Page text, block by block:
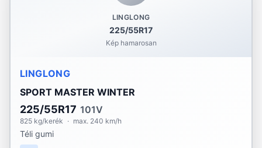
LINGLONG
225/55R17
Kép hamarosan
LINGLONG
SPORT MASTER WINTER
225/55R17 101V
825 kg/kerék · max. 240 km/h
Téli gumi